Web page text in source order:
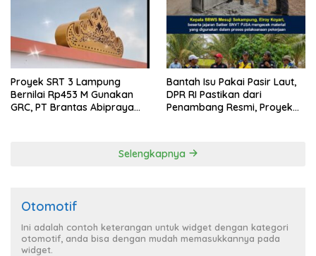
Proyek SRT 3 Lampung
Bernilai Rp453 M Gunakan
GRC, PT Brantas Abipraya
Bantah Isu Pakai Pasir Laut,
DPR RI Pastikan dari
Penambang Resmi, Proyek
Selengkapnya
Otomotif
Ini adalah contoh keterangan untuk widget dengan kategori
otomotif, anda bisa dengan mudah memasukkannya pada
widget.